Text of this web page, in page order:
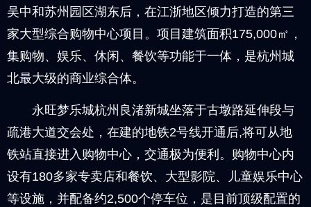
吴中和苏州园区湖东后，在江浙地区倾力打造的第三
家大型综合购物中心项目。项目建筑面积175,000㎡，
集购物、娱乐、休闲、餐饮等功能于一体，是杭州城
北最大级的商业综合体。
永旺梦乐城杭州良渚新城坐落于古墩路延伸段与
疏港大道交会处，在建的地铁2号线开通后,将可从地
铁站直接进入购物中心，交通极为便利。购物中心内
设有180多家专卖店和餐饮、大型影院、儿童娱乐中心
等设施，并配备约2,500个停车位，是目前顶级配置的